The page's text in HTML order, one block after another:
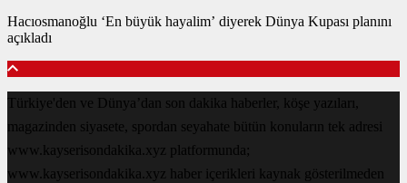
Hacıosmanoğlu ‘En büyük hayalim’ diyerek Dünya Kupası planını
açıkladı
Türkiye'den ve Dünya’dan son dakika haberler, köşe yazıları,
magazinden siyasete, spordan seyahate bütün konuların tek adresi
www.kayserisondakika.xyz platformunda;
www.kayserisondakika.xyz haber içerikleri kaynak gösterilmeden